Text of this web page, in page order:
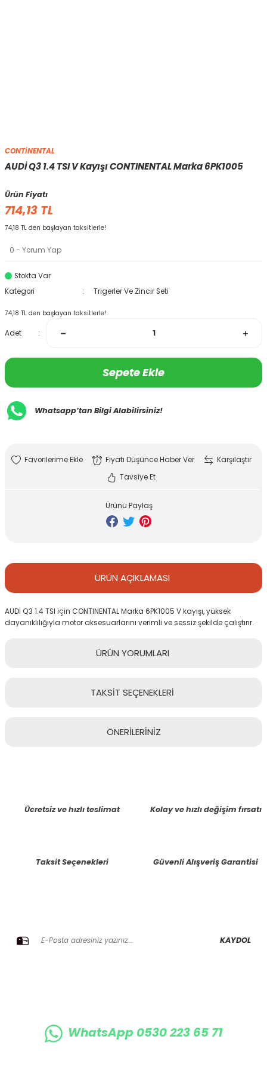
CONTİNENTAL
AUDİ Q3 1.4 TSI V Kayışı CONTINENTAL Marka 6PK1005
Ürün Fiyatı
714,13 TL
74,18 TL den başlayan taksitlerle!
0 - Yorum Yap
Stokta Var
Kategori
Trigerler Ve Zincir Seti
74,18 TL den başlayan taksitlerle!
Adet
Sepete Ekle
Whatsapp’tan Bilgi Alabilirsiniz!
Fiyatı Düşünce Haber Ver
Karşılaştır
Tavsiye Et
Ürünü Paylaş
ÜRÜN AÇIKLAMASI
AUDİ Q3 1.4 TSI için CONTINENTAL Marka 6PK1005 V kayışı, yüksek
dayanıklılığıyla motor aksesuarlarını verimli ve sessiz şekilde çalıştırır.
ÜRÜN YORUMLARI
TAKSİT SEÇENEKLERİ
ÖNERİLERİNİZ
Ürün bilgilerinde hatalar bulunuyor.
Ücretsiz ve hızlı teslimat Kolay ve hızlı değişim fırsatı
Taksit Seçenekleri Güvenli Alışveriş Garantisi
KAYDOL
WhatsApp 0530 223 65 71